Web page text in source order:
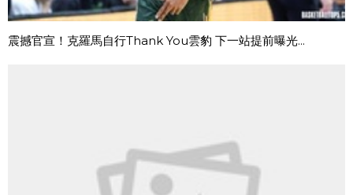
震撼官宣！克羅馬自行Thank You雲豹 下一站提前曝光...